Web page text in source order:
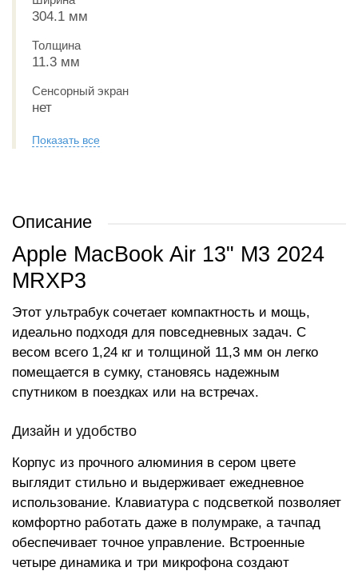
304.1 мм
Толщина
11.3 мм
Сенсорный экран
нет
Показать все
Описание
Apple MacBook Air 13" M3 2024
MRXP3
Этот ультрабук сочетает компактность и мощь,
идеально подходя для повседневных задач. С
весом всего 1,24 кг и толщиной 11,3 мм он легко
помещается в сумку, становясь надежным
спутником в поездках или на встречах.
Дизайн и удобство
Корпус из прочного алюминия в сером цвете
выглядит стильно и выдерживает ежедневное
использование. Клавиатура с подсветкой позволяет
комфортно работать даже в полумраке, а тачпад
обеспечивает точное управление. Встроенные
четыре динамика и три микрофона создают